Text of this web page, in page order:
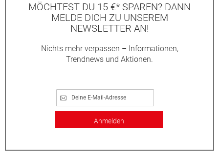
MÖCHTEST DU 15 €* SPAREN? DANN
MELDE DICH ZU UNSEREM
NEWSLETTER AN!
Nichts mehr verpassen – Informationen,
Trendnews und Aktionen.
Anmelden